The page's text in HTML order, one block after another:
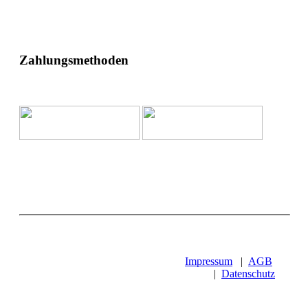
Zahlungsmethoden
Impressum | AGB
| Datenschutz